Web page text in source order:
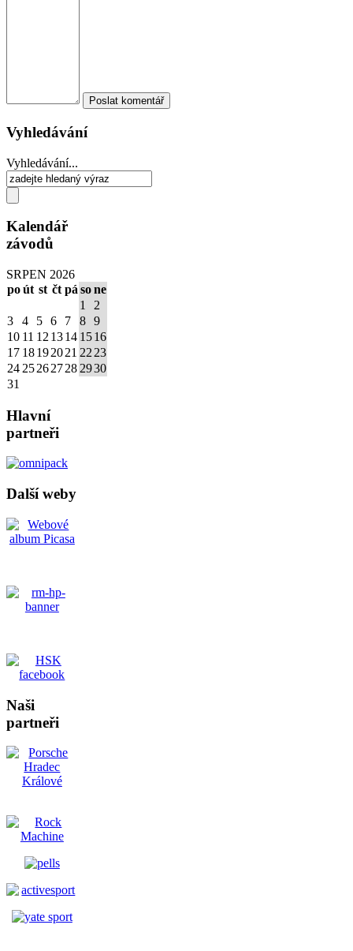
Vyhledávání
Vyhledávání...
Kalendář
závodů
SRPEN 2026
poút st čt pá sone
1
2
3
4 5 6 7 8 9
10 11 12 1314 1516
17 18192021 22 23
24 25262728 2930
31
Hlavní
partneři
Další weby
Naši
partneři